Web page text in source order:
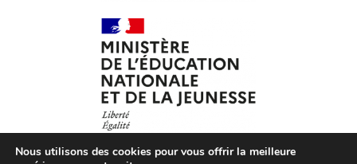
Nous utilisons des cookies pour vous offrir la meilleure